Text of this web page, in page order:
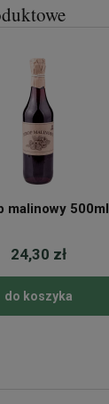
malinowy 500ml
24,30 zł
do koszyka